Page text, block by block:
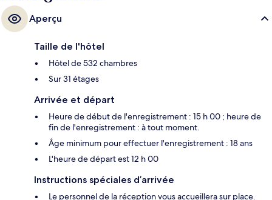
Aperçu
Taille de l'hôtel
Hôtel de 532 chambres
Sur 31 étages
Arrivée et départ
Heure de début de l'enregistrement : 15 h 00 ; heure de
fin de l'enregistrement : à tout moment.
Âge minimum pour effectuer l'enregistrement : 18 ans
L'heure de départ est 12 h 00
Instructions spéciales d’arrivée
Le personnel de la réception vous accueillera sur place.